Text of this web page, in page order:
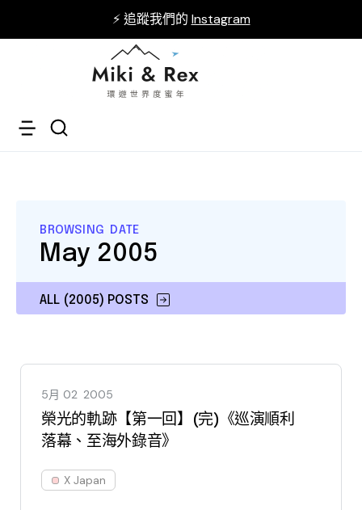
⚡ 追蹤我們的 Instagram
BROWSING DATE
ALL (2005) POSTS
May 2005
5月 02 2005
榮光的軌跡【第一回】(完)《巡演順利
落幕、至海外錄音》
X Japan